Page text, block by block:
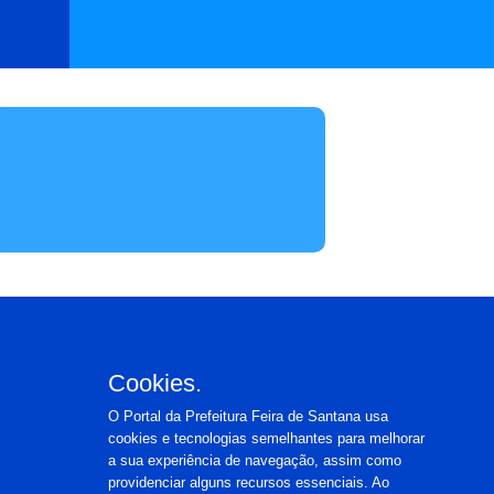
Cookies.
O Portal da Prefeitura Feira de Santana usa
cookies e tecnologias semelhantes para melhorar
a sua experiência de navegação, assim como
providenciar alguns recursos essenciais. Ao